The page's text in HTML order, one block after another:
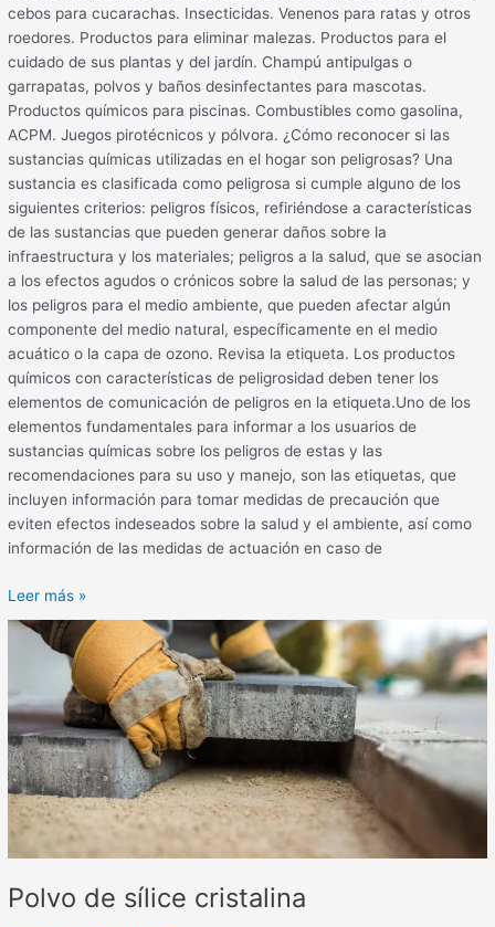
cebos para cucarachas. Insecticidas. Venenos para ratas y otros
roedores. Productos para eliminar malezas. Productos para el
cuidado de sus plantas y del jardín. Champú antipulgas o
garrapatas, polvos y baños desinfectantes para mascotas.
Productos químicos para piscinas. Combustibles como gasolina,
ACPM. Juegos pirotécnicos y pólvora. ¿Cómo reconocer si las
sustancias químicas utilizadas en el hogar son peligrosas? Una
sustancia es clasificada como peligrosa si cumple alguno de los
siguientes criterios: peligros físicos, refiriéndose a características
de las sustancias que pueden generar daños sobre la
infraestructura y los materiales; peligros a la salud, que se asocian
a los efectos agudos o crónicos sobre la salud de las personas; y
los peligros para el medio ambiente, que pueden afectar algún
componente del medio natural, específicamente en el medio
acuático o la capa de ozono. Revisa la etiqueta. Los productos
químicos con características de peligrosidad deben tener los
elementos de comunicación de peligros en la etiqueta.Uno de los
elementos fundamentales para informar a los usuarios de
sustancias químicas sobre los peligros de estas y las
recomendaciones para su uso y manejo, son las etiquetas, que
incluyen información para tomar medidas de precaución que
eviten efectos indeseados sobre la salud y el ambiente, así como
información de las medidas de actuación en caso de
Leer más »
Polvo de sílice cristalina
Polvo
cristalina